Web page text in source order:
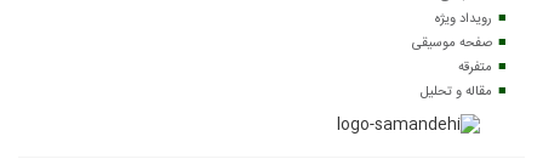
رویداد ویژه
صفحه موسیقی
متفرقه
مقاله و تحلیل